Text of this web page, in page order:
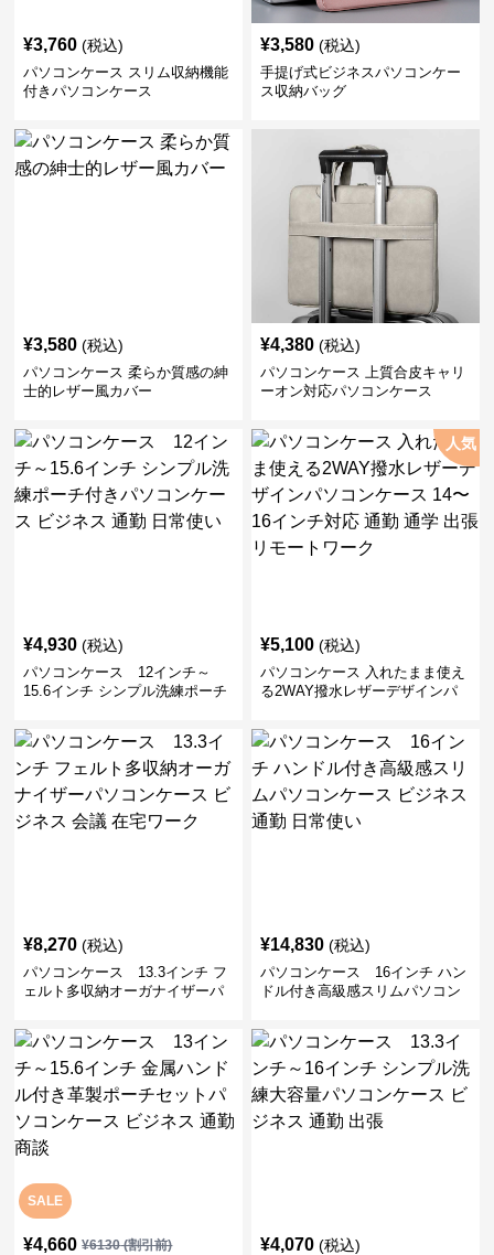
¥3,760 (税込)
パソコンケース スリム収納機能
付きパソコンケース
¥3,580 (税込)
手提げ式ビジネスパソコンケー
ス収納バッグ
¥3,580 (税込)
パソコンケース 柔らか質感の紳
士的レザー風カバー
¥4,380 (税込)
パソコンケース 上質合皮キャリ
ーオン対応パソコンケース
¥4,930 (税込)
パソコンケース 12インチ～
15.6インチ シンプル洗練ポーチ
勤 日常使い
人気
¥5,100 (税込)
パソコンケース 入れたまま使え
る2WAY撥水レザーデザインパ
通勤 通学 出張 リモートワーク
¥8,270 (税込)
パソコンケース 13.3インチ フ
ェルト多収納オーガナイザーパ
宅ワーク
¥14,830 (税込)
パソコンケース 16インチ ハン
ドル付き高級感スリムパソコン
SALE
¥4,660 ¥6130(割引前) ¥4,070 (税込)